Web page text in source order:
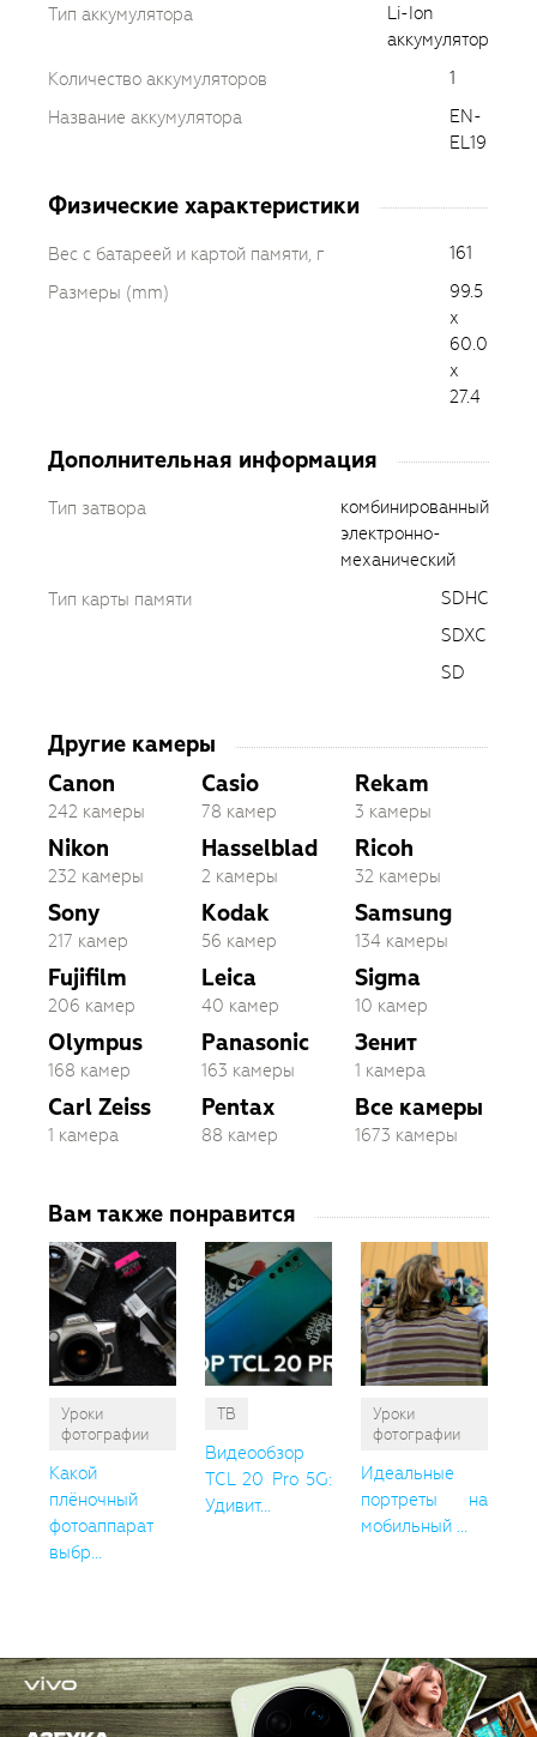
Тип аккумулятора
Li-Ion
аккумулятор
Количество аккумуляторов
1
Название аккумулятора
EN-
EL19
Физические характеристики
Вес с батареей и картой памяти, г
161
Размеры (mm)
99.5
x
60.0
x
27.4
Дополнительная информация
Тип затвора
комбинированный
электронно-
механический
Тип карты памяти
SDHC
SDXC
SD
Другие камеры
Canon
242 камеры
Nikon
232 камеры
Sony
217 камер
Fujifilm
206 камер
Olympus
168 камер
Carl Zeiss
1 камера
Casio
78 камер
Hasselblad
2 камеры
Kodak
56 камер
Leica
40 камер
Panasonic
163 камеры
Pentax
88 камер
Rekam
3 камеры
Ricoh
32 камеры
Samsung
134 камеры
Sigma
10 камер
Зенит
1 камера
Все камеры
1673 камеры
Вам также понравится
Уроки
фотографии
Какой
плёночный
фотоаппарат
выбр...
ТВ
Видеообзор
TCL 20 Pro 5G:
Удивит...
Уроки
фотографии
Идеальные
портреты на
мобильный ...